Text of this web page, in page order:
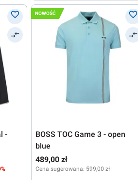
-
NOWOŚĆ
BOSS TOC Game 3 - open
blue
489,00 zł
Cena sugerowana: 599,00 zł